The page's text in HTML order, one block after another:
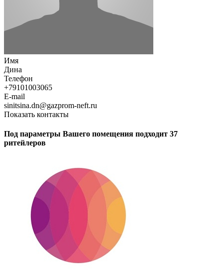
Имя
Дина
Телефон
+79101003065
E-mail
sinitsina.dn@gazprom-neft.ru
Показать контакты
Под параметры Вашего помещения подходит 37
ритейлеров